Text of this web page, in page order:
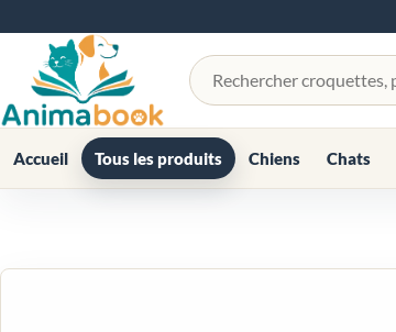
Rechercher un produit
Accueil Tous les produits Chiens Chats